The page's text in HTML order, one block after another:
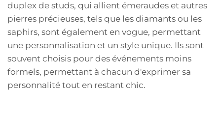
duplex de studs, qui allient émeraudes et autres
pierres précieuses, tels que les diamants ou les
saphirs, sont également en vogue, permettant
une personnalisation et un style unique. Ils sont
souvent choisis pour des événements moins
formels, permettant à chacun d'exprimer sa
personnalité tout en restant chic.